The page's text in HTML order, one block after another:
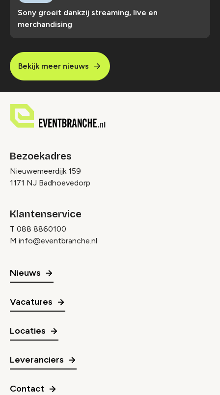
Sony groeit dankzij streaming, live en
merchandising
Bekijk meer nieuws
Bezoekadres
Nieuwemeerdijk 159
1171 NJ Badhoevedorp
Klantenservice
T 088 8860100
M info@eventbranche.nl
Nieuws
Vacatures
Locaties
Leveranciers
Contact